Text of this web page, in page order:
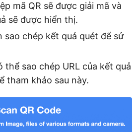
mã QR sẽ được giải mã và
sẽ được hiển thị.
sao chép kết quả quét để sử
thể sao chép URL của kết quả
tham khảo sau này.